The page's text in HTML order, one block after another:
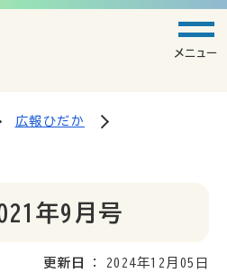
メニュー
広報ひだか
年9月号
更新日 2024年12月05日